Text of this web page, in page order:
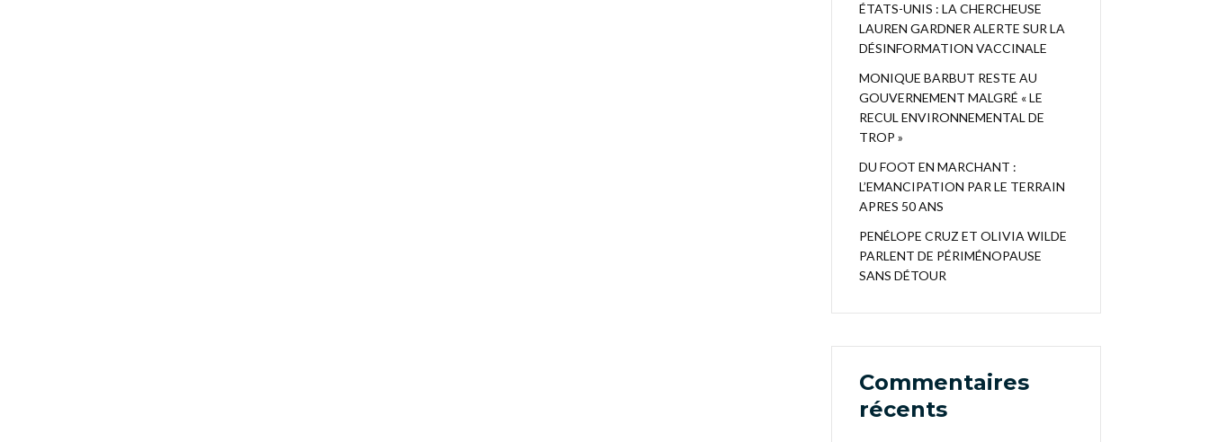
ÉTATS-UNIS : LA CHERCHEUSE
LAUREN GARDNER ALERTE SUR LA
DÉSINFORMATION VACCINALE
MONIQUE BARBUT RESTE AU
GOUVERNEMENT MALGRÉ « LE
RECUL ENVIRONNEMENTAL DE
TROP »
DU FOOT EN MARCHANT :
L’EMANCIPATION PAR LE TERRAIN
APRES 50 ANS
PENÉLOPE CRUZ ET OLIVIA WILDE
PARLENT DE PÉRIMÉNOPAUSE
SANS DÉTOUR
Commentaires
récents